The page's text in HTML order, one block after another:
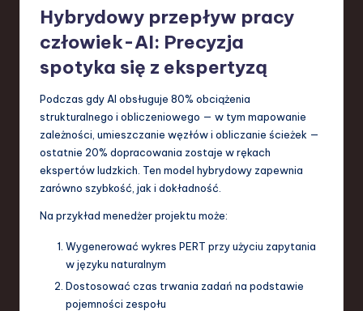
Hybrydowy przepływ pracy
człowiek-AI: Precyzja
spotyka się z ekspertyzą
Podczas gdy AI obsługuje 80% obciążenia
strukturalnego i obliczeniowego — w tym mapowanie
zależności, umieszczanie węzłów i obliczanie ścieżek —
ostatnie 20% dopracowania zostaje w rękach
ekspertów ludzkich. Ten model hybrydowy zapewnia
zarówno szybkość, jak i dokładność.
Na przykład menedżer projektu może:
Wygenerować wykres PERT przy użyciu zapytania
w języku naturalnym
Dostosować czas trwania zadań na podstawie
pojemności zespołu